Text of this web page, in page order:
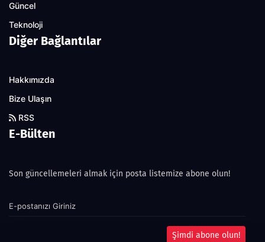
Güncel
Teknoloji
Diğer Bağlantılar
Hakkımızda
Bize Ulaşın
RSS
E-Bülten
Son güncellemeleri almak için posta listemize abone olun!
Şimdi abone olun!